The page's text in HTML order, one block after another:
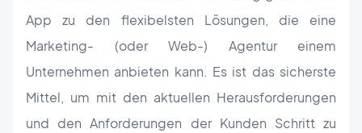
App zu den flexibelsten Lösungen, die eine
Marketing- (oder Web-) Agentur einem
Unternehmen anbieten kann. Es ist das sicherste
Mittel, um mit den aktuellen Herausforderungen
und den Anforderungen der Kunden Schritt zu